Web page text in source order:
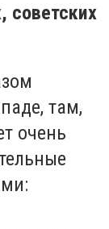
советских
там,
очень